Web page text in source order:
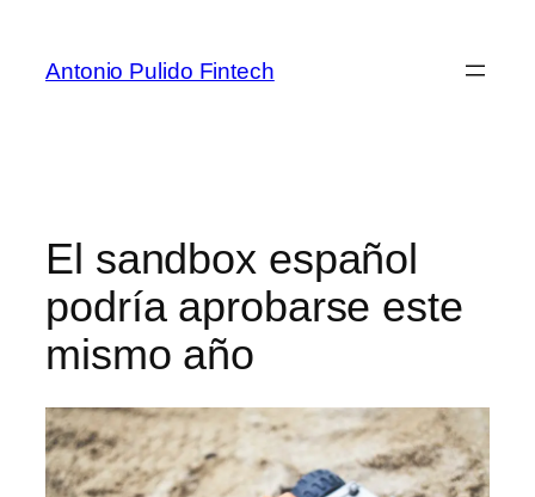
Antonio Pulido Fintech
El sandbox español
podría aprobarse este
mismo año